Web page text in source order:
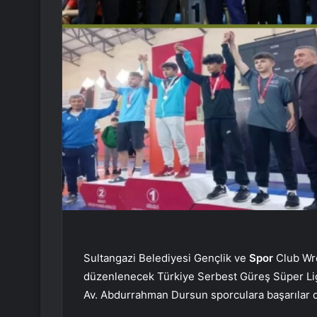
Sultangazi Belediyesi Gençlik ve Spor Club
düzenlenecek Türkiye Serbest Güreş Süper
Av. Abdurrahman Dursun sporculara